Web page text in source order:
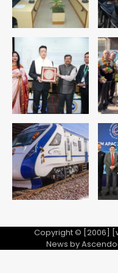
4
पुलिस
5
Copyright © [2006]
News by